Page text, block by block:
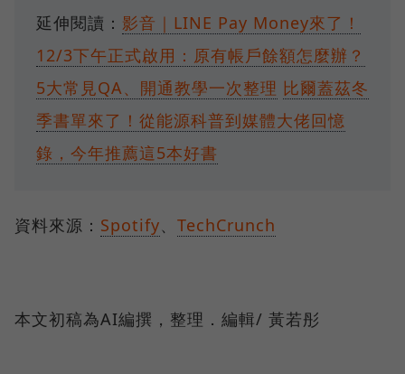
延伸閱讀： 影音｜LINE Pay Money來了！
12/3下午正式啟用：原有帳戶餘額怎麼辦？
5大常見QA、開通教學一次整理 比爾蓋茲冬
季書單來了！從能源科普到媒體大佬回憶
錄，今年推薦這5本好書
資料來源： Spotify、 TechCrunch
本文初稿為AI編撰，整理．編輯/ 黃若彤